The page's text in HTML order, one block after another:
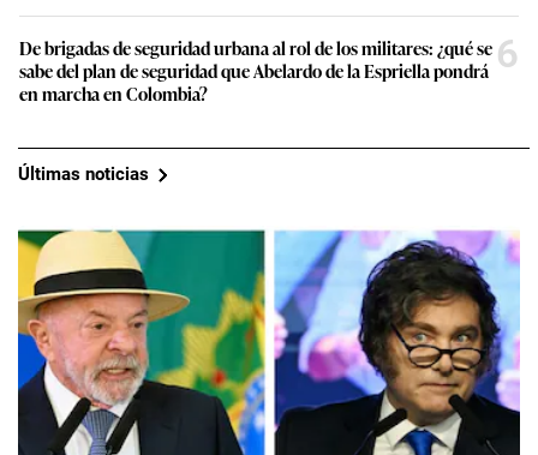
De brigadas de seguridad urbana al rol de los militares: ¿qué se
sabe del plan de seguridad que Abelardo de la Espriella pondrá
en marcha en Colombia?
6
Últimas noticias